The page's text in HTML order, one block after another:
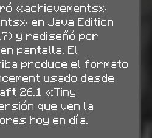
«achievements»
en Java Edition
y rediseñó por
pantalla. El
produce el formato
usado desde
26.1 «Tiny
que ven la
hoy en día.